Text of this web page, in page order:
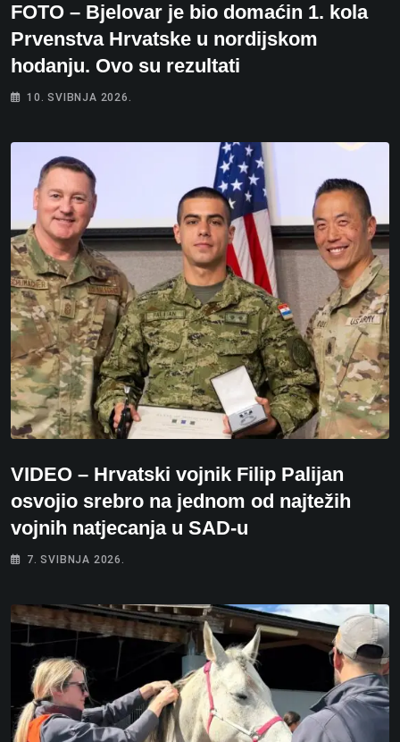
FOTO – Bjelovar je bio domaćin 1. kola
Prvenstva Hrvatske u nordijskom
hodanju. Ovo su rezultati
10. SVIBNJA 2026.
VIDEO – Hrvatski vojnik Filip Palijan
osvojio srebro na jednom od najtežih
vojnih natjecanja u SAD-u
7. SVIBNJA 2026.